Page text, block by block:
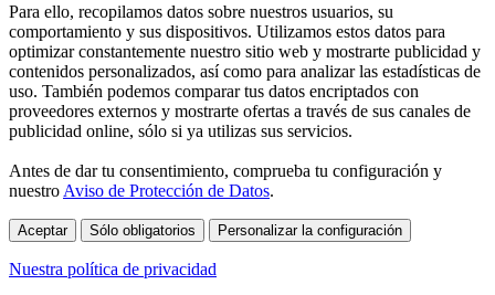
Para ello, recopilamos datos sobre nuestros usuarios, su
comportamiento y sus dispositivos. Utilizamos estos datos para
optimizar constantemente nuestro sitio web y mostrarte publicidad y
contenidos personalizados, así como para analizar las estadísticas de
uso. También podemos comparar tus datos encriptados con
proveedores externos y mostrarte ofertas a través de sus canales de
publicidad online, sólo si ya utilizas sus servicios.
Antes de dar tu consentimiento, comprueba tu configuración y
nuestro Aviso de Protección de Datos.
Aceptar Sólo obligatorios Personalizar la configuración
Nuestra política de privacidad